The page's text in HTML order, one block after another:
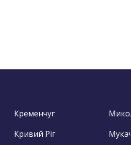
Кременчуг
Кривий Ріг